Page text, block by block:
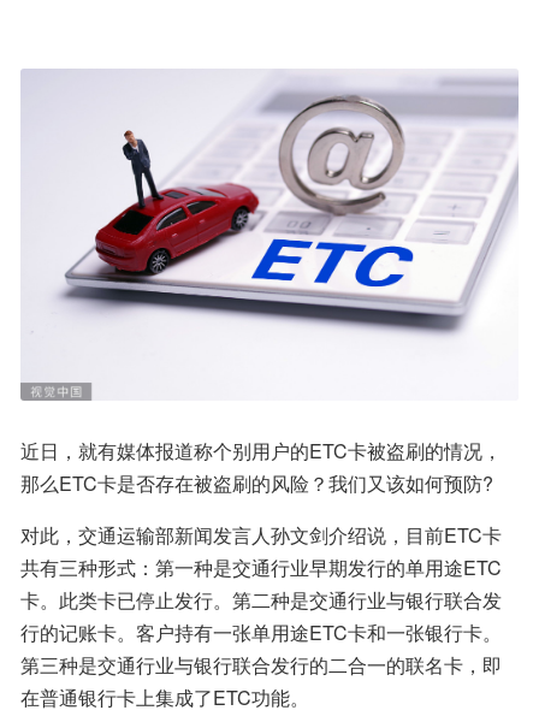
近日，就有媒体报道称个别用户的ETC卡被盗刷的情况，
那么ETC卡是否存在被盗刷的风险？我们又该如何预防?
对此，交通运输部新闻发言人孙文剑介绍说，目前ETC卡
共有三种形式：第一种是交通行业早期发行的单用途ETC
卡。此类卡已停止发行。第二种是交通行业与银行联合发
行的记账卡。客户持有一张单用途ETC卡和一张银行卡。
第三种是交通行业与银行联合发行的二合一的联名卡，即
在普通银行卡上集成了ETC功能。